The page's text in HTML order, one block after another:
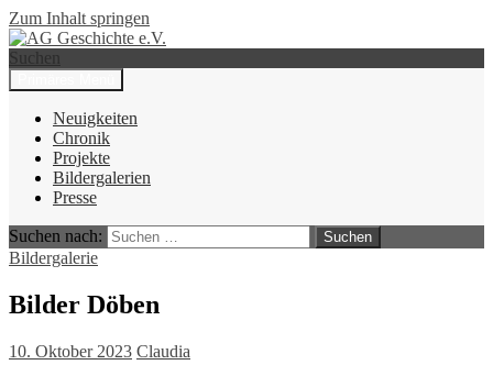
Zum Inhalt springen
AG Geschichte e.V.
Suchen
Neuigkeiten
Chronik
Projekte
Bildergalerien
Presse
Suchen nach:
Bildergalerie
Bilder Döben
10. Oktober 2023 Claudia